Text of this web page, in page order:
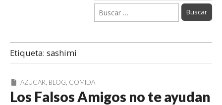
Buscar:
Etiqueta: sashimi
AZÚCAR, BLOG, COMIDA
Los Falsos Amigos no te ayudan